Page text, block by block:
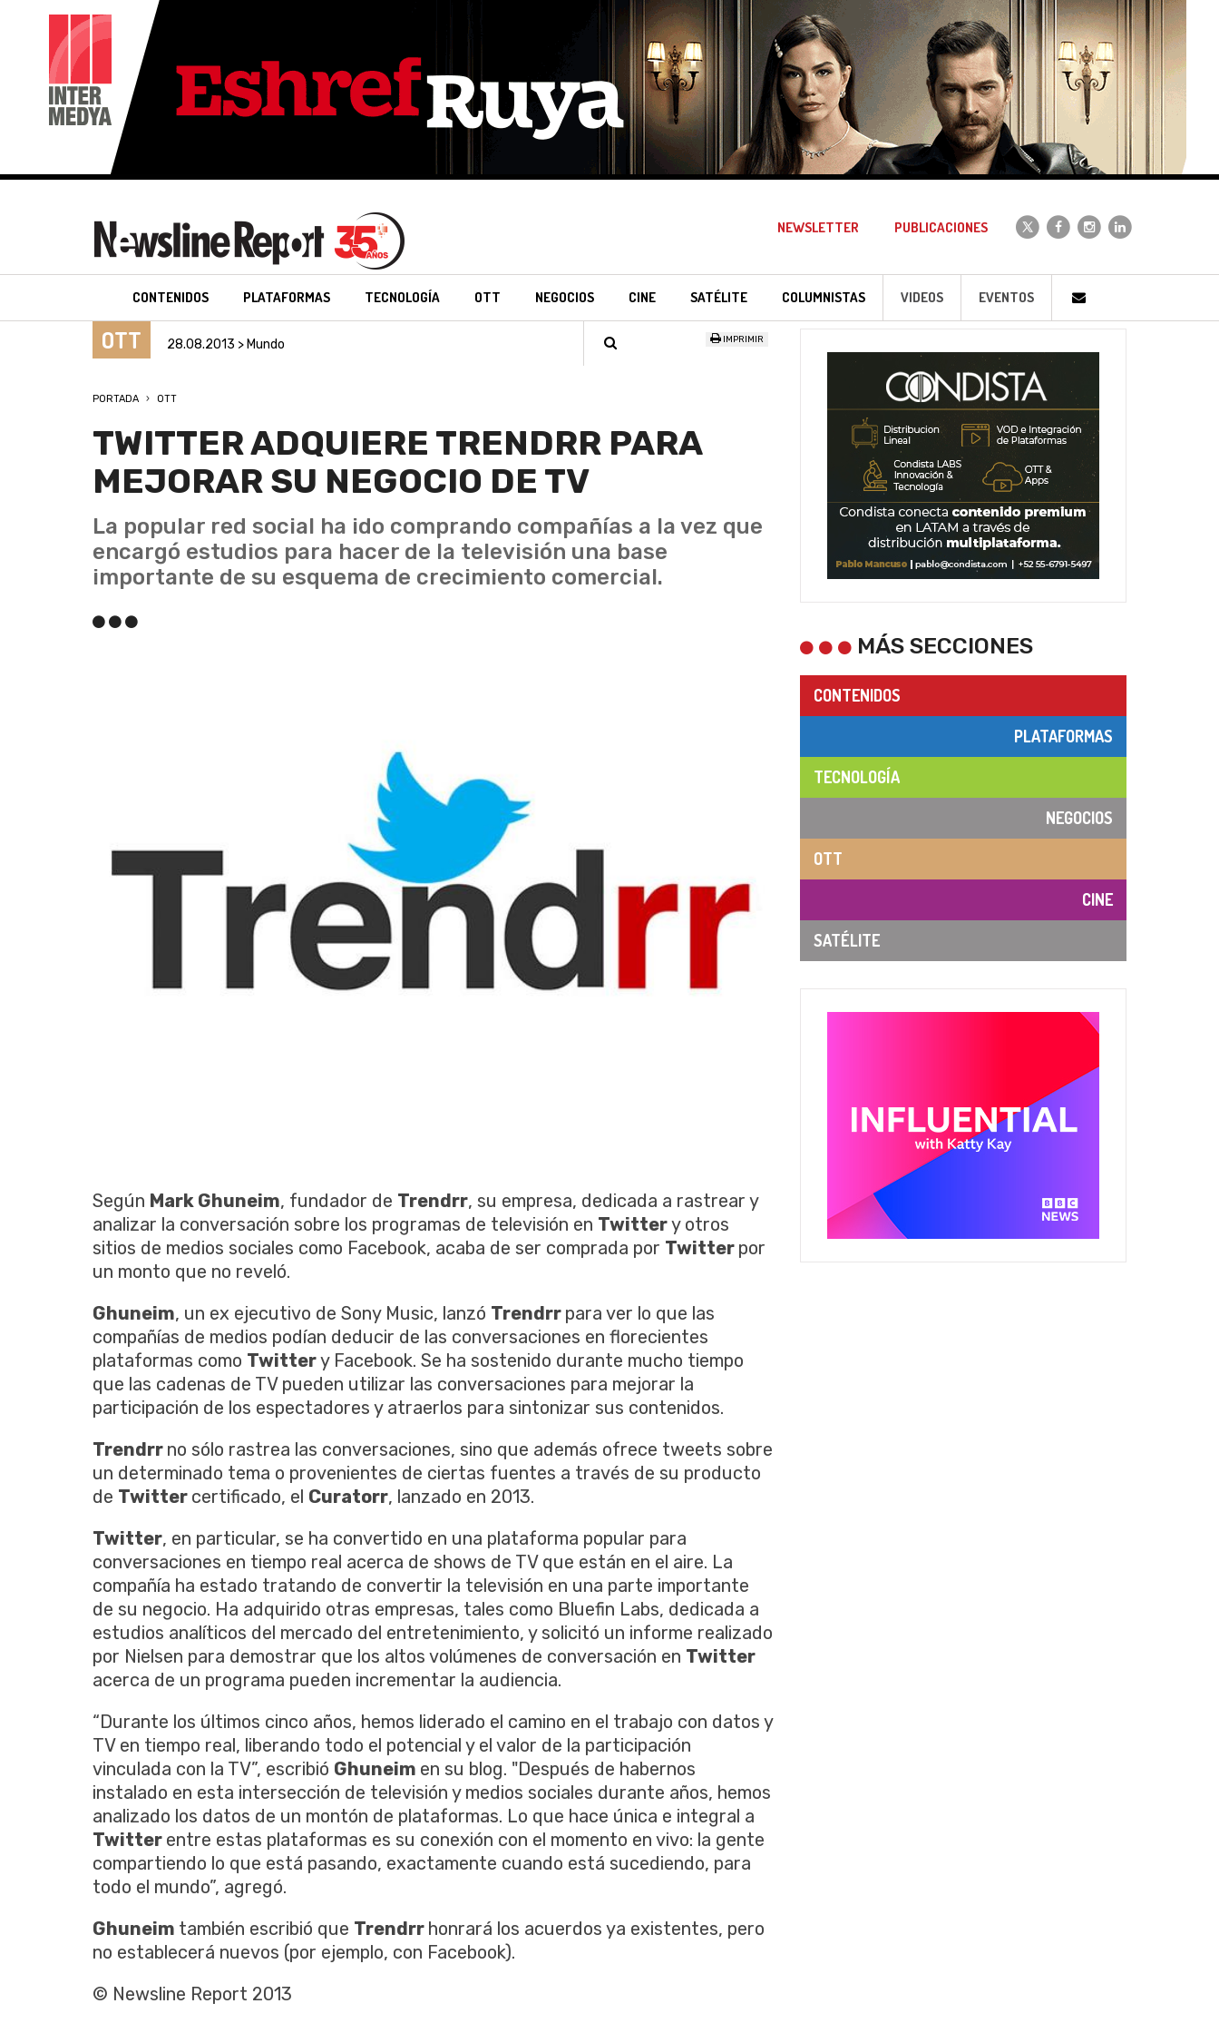
NEWSLETTER PUBLICACIONES
CONTENIDOS PLATAFORMAS TECNOLOGÍA OTT NEGOCIOS CINE SATÉLITE COLUMNISTAS VIDEOS EVENTOS
OTT 28.08.2013 > Mundo IMPRIMIR
PORTADA OTT
TWITTER ADQUIERE TRENDRR PARA
MEJORAR SU NEGOCIO DE TV
La popular red social ha ido comprando compañías a la vez que
encargó estudios para hacer de la televisión una base
importante de su esquema de crecimiento comercial.
Según Mark Ghuneim, fundador de Trendrr, su empresa, dedicada a rastrear y
analizar la conversación sobre los programas de televisión en Twittery otros
sitios de medios sociales como Facebook, acaba de ser comprada por Twitter por
un monto que no reveló.
Ghuneim, un ex ejecutivo de Sony Music, lanzó Trendrr para ver lo que las
compañías de medios podían deducir de las conversaciones en florecientes
plataformas como Twittery Facebook. Se ha sostenido durante mucho tiempo
que las cadenas de TV pueden utilizar las conversaciones para mejorar la
participación de los espectadores y atraerlos para sintonizar sus contenidos.
Trendrr no sólo rastrea las conversaciones, sino que además ofrece tweets sobre
un determinado tema o provenientes de ciertas fuentes a través de su producto
de Twitter certificado, el Curatorr, lanzado en 2013.
Twitter, en particular, se ha convertido en una plataforma popular para
conversaciones en tiempo real acerca de shows de TV que están en el aire. La
compañía ha estado tratando de convertir la televisión en una parte importante
de su negocio. Ha adquirido otras empresas, tales como Bluefin Labs, dedicada a
estudios analíticos del mercado del entretenimiento, y solicitó un informe realizado
por Nielsen para demostrar que los altos volúmenes de conversación en Twitter
acerca de un programa pueden incrementar la audiencia.
“Durante los últimos cinco años, hemos liderado el camino en el trabajo con datos y
TV en tiempo real, liberando todo el potencial y el valor de la participación
vinculada con la TV”, escribió Ghuneim en su blog. "Después de habernos
instalado en esta intersección de televisión y medios sociales durante años, hemos
analizado los datos de un montón de plataformas. Lo que hace única e integral a
Twitter entre estas plataformas es su conexión con el momento en vivo: la gente
compartiendo lo que está pasando, exactamente cuando está sucediendo, para
todo el mundo”, agregó.
Ghuneim también escribió que Trendrr honrará los acuerdos ya existentes, pero
no establecerá nuevos (por ejemplo, con Facebook).
© Newsline Report 2013
MÁS SECCIONES
CONTENIDOS
PLATAFORMAS
TECNOLOGÍA
NEGOCIOS
OTT
CINE
SATÉLITE